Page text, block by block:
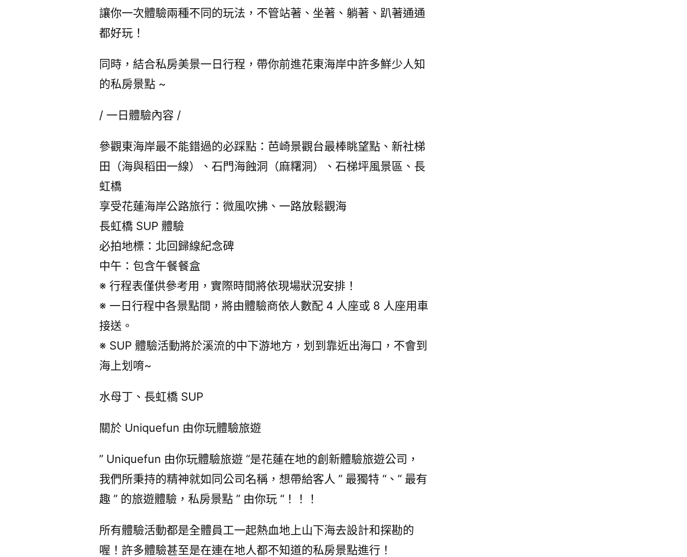
讓你一次體驗兩種不同的玩法，不管站著、坐著、躺著、趴著通通
都好玩！
同時，結合私房美景一日行程，帶你前進花東海岸中許多鮮少人知
的私房景點 ~
/ 一日體驗內容 /
參觀東海岸最不能錯過的必踩點：芭崎景觀台最棒眺望點、新社梯
田（海與稻田一線）、石門海蝕洞（麻糬洞）、石梯坪風景區、長
虹橋
享受花蓮海岸公路旅行：微風吹拂、一路放鬆觀海
長虹橋 SUP 體驗
必拍地標：北回歸線紀念碑
中午：包含午餐餐盒
※ 行程表僅供參考用，實際時間將依現場狀況安排！
​※ 一日行程中各景點間，將由體驗商依人數配 4 人座或 8 人座用車
接送。
※ SUP 體驗活動將於溪流的中下游地方，划到靠近出海口，不會到
海上划唷~
水母丁、長虹橋 SUP
關於 Uniquefun 由你玩體驗旅遊
” Uniquefun 由你玩體驗旅遊 “是花蓮在地的創新體驗旅遊公司，
我們所秉持的精神就如同公司名稱，想帶給客人 ” 最獨特 “、” 最有
趣 ” 的旅遊體驗，私房景點 ” 由你玩 “！！！
所有體驗活動都是全體員工一起熱血地上山下海去設計和探勘的
喔！許多體驗甚至是在連在地人都不知道的私房景點進行！